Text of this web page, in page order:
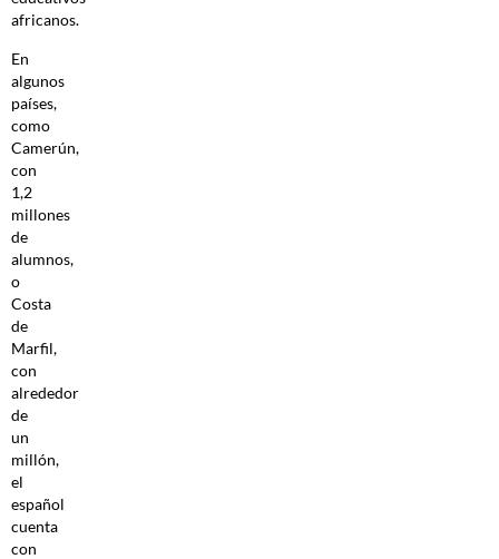
africanos.
En
algunos
países,
como
Camerún,
con
1,2
millones
de
alumnos,
o
Costa
de
Marfil,
con
alrededor
de
un
millón,
el
español
cuenta
con